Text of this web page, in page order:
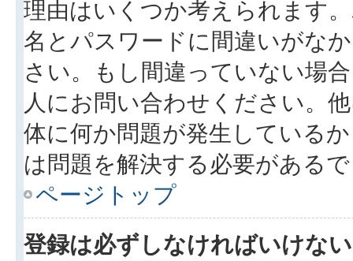
理由はいくつか考えられます
名とパスワードに間違いがな
さい。もし間違っていない場
人にお問い合わせください。
体に何か問題が発生している
は問題を解決する必要がある
ページトップ
登録は必ずしなければいけな